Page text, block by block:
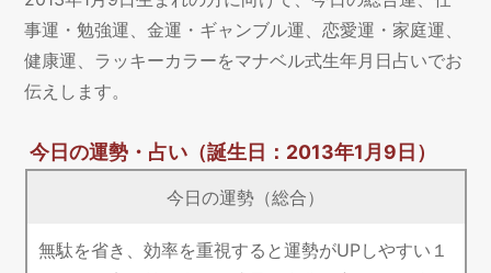
事運・勉強運、金運・ギャンブル運、恋愛運・家庭運、
健康運、ラッキーカラーをマナベル式生年月日占いでお
伝えします。
今日の運勢・占い（誕生日：2013年1月9日）
今日の運勢（総合）
無駄を省き、効率を重視すると運勢がUPしやすい１